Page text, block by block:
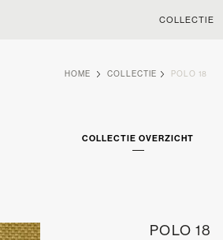
COLLECTIE
HOME COLLECTIE POLO 18
COLLECTIE OVERZICHT
POLO 18